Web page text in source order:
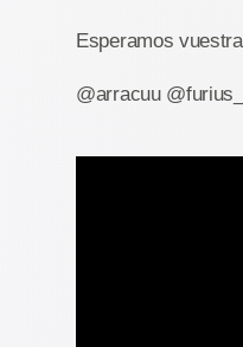
Esperamos
@arracuu